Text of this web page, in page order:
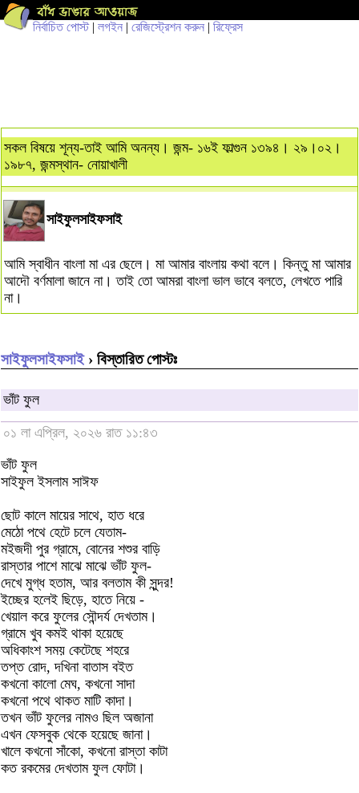
নির্বাচিত পোস্ট| লগইন | রেজিস্ট্রেশন করুন | রিফ্রেস
সকল বিষয়ে শূন্য-তাই আমি অনন্য। জন্ম- ১৬ই ফাল্গুন ১৩৯৪। ২৯।০২।
১৯৮৭, জন্মস্থান- নোয়াখালী
সাইফুলসাইফসাই
আমি স্বাধীন বাংলা মা এর ছেলে। মা আমার বাংলায় কথা বলে। কিন্তু মা আমার
আদৌ বর্ণমালা জানে না। তাই তো আমরা বাংলা ভাল ভাবে বলতে, লেখতে পারি
না।
সাইফুলসাইফসাই› বিস্তারিত পোস্টঃ
ভাঁট ফুল
০১ লা এপ্রিল, ২০২৬ রাত ১১:৪৩
ভাঁট ফুল
সাইফুল ইসলাম সাঈফ
ছোট কালে মায়ের সাথে, হাত ধরে
মেঠো পথে হেটে চলে যেতাম-
মইজদী পুর গ্রামে, বোনের শশুর বাড়ি
রাস্তার পাশে মাঝে মাঝে ভাঁট ফুল-
দেখে মুগ্ধ হতাম, আর বলতাম কী সুন্দর!
ইচ্ছের হলেই ছিড়ে, হাতে নিয়ে -
খেয়াল করে ফুলের সৌন্দর্য দেখতাম।
গ্রামে খুব কমই থাকা হয়েছে
অধিকাংশ সময় কেটেছে শহরে
তপ্ত রোদ, দখিনা বাতাস বইত
কখনো কালো মেঘ, কখনো সাদা
কখনো পথে থাকত মাটি কাদা।
তখন ভাঁট ফুলের নামও ছিল অজানা
এখন ফেসবুক থেকে হয়েছে জানা।
খালে কখনো সাঁকো, কখনো রাস্তা কাটা
কত রকমের দেখতাম ফুল ফোটা।